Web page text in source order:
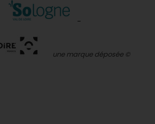
une marque déposée ©